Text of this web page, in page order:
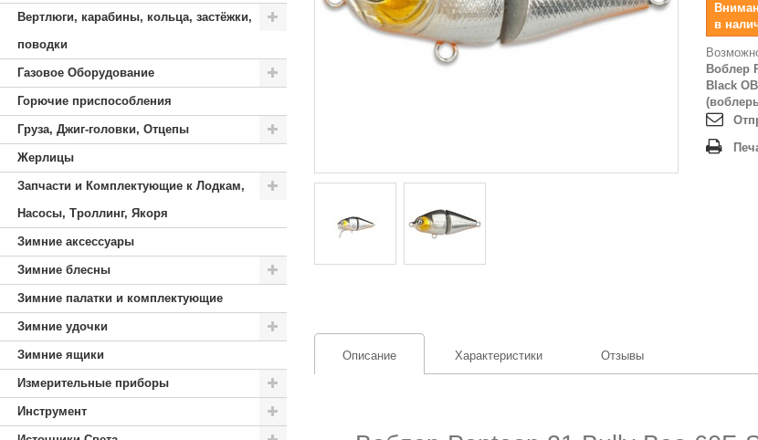
Вертлюги, карабины, кольца, застёжки,
поводки
Газовое Оборудование
Горючие приспособления
Груза, Джиг-головки, Отцепы
Жерлицы
Запчасти и Комплектующие к Лодкам,
Насосы, Троллинг, Якоря
Зимние аксессуары
Зимние блесны
Зимние палатки и комплектующие
Зимние удочки
Зимние ящики
Измерительные приборы
Инструмент
в
Воблер
Black
Описание Характеристики Отзывы